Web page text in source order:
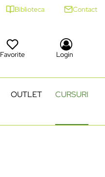
Biblioteca Contact
Favorite Login
OUTLET CURSURI